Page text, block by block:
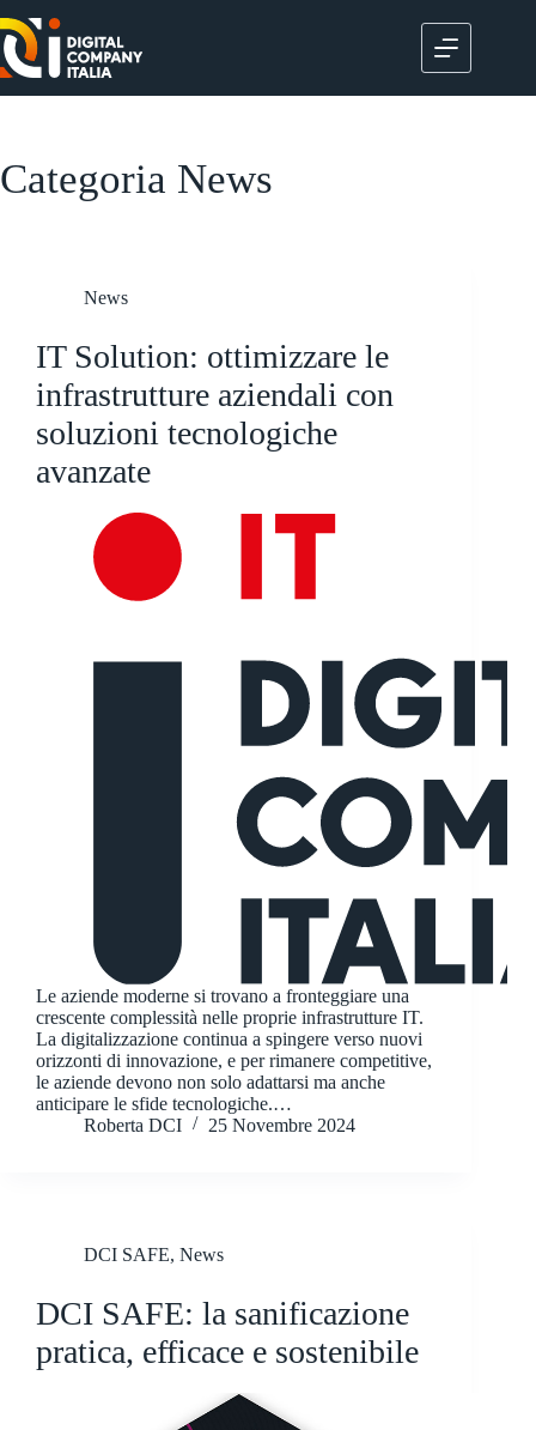
al
contenuto
Categoria News
News
IT Solution: ottimizzare le
infrastrutture aziendali con
soluzioni tecnologiche
avanzate
Le aziende moderne si trovano a fronteggiare una
crescente complessità nelle proprie infrastrutture IT.
La digitalizzazione continua a spingere verso nuovi
orizzonti di innovazione, e per rimanere competitive,
le aziende devono non solo adattarsi ma anche
anticipare le sfide tecnologiche.…
Roberta DCI
25 Novembre 2024
DCI SAFE, News
DCI SAFE: la sanificazione
pratica, efficace e sostenibile